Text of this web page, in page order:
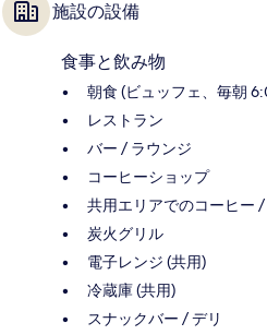
施設の設備
食事と飲み物
朝食 (ビュッフェ、毎朝
レストラン
バー / ラウンジ
コーヒーショップ
共用エリアでのコーヒー
炭火グリル
電子レンジ (共用)
冷蔵庫 (共用)
スナックバー / デリ